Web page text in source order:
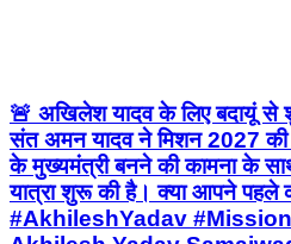
🚨 अखिलेश यादव के लिए बदायूं से
संत अमन यादव ने मिशन 2027
के मुख्यमंत्री बनने की कामना के
यात्रा शुरू की है। क्या आपने पहले
#AkhileshYadav